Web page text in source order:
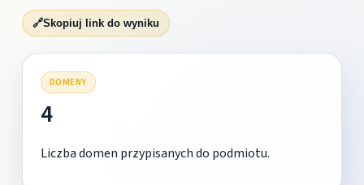
🔗Skopiuj link do wyniku
DOMENY
4
Liczba domen przypisanych do podmiotu.